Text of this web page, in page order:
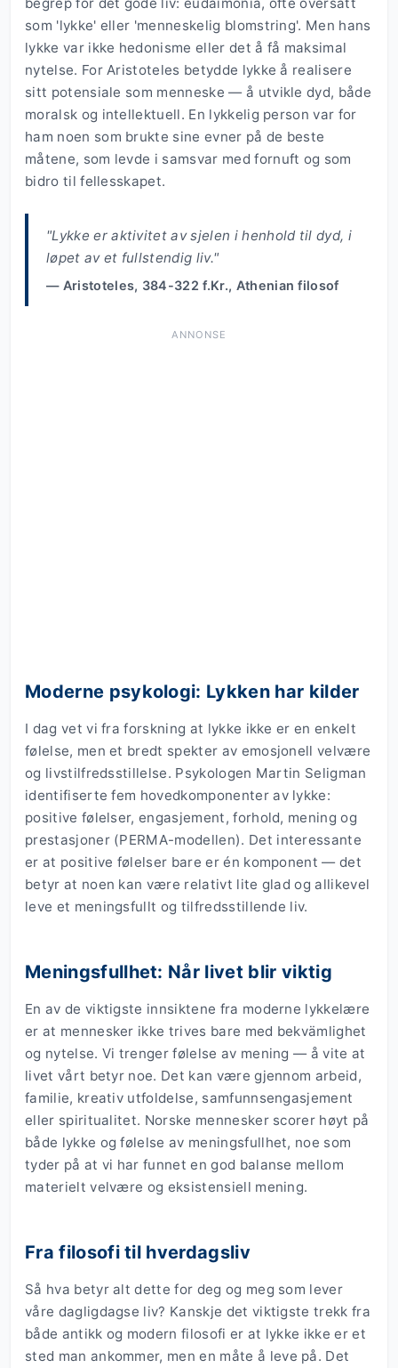
som 'lykke' eller 'menneskelig blomstring'. Men hans
lykke var ikke hedonisme eller det å få maksimal
nytelse. For Aristoteles betydde lykke å realisere
sitt potensiale som menneske — å utvikle dyd, både
moralsk og intellektuell. En lykkelig person var for
ham noen som brukte sine evner på de beste
måtene, som levde i samsvar med fornuft og som
bidro til fellesskapet.
"Lykke er aktivitet av sjelen i henhold til dyd, i
løpet av et fullstendig liv."
— Aristoteles, 384-322 f.Kr., Athenian filosof
ANNONSE
Moderne psykologi: Lykken har kilder
I dag vet vi fra forskning at lykke ikke er en enkelt
følelse, men et bredt spekter av emosjonell velvære
og livstilfredsstillelse. Psykologen Martin Seligman
identifiserte fem hovedkomponenter av lykke:
positive følelser, engasjement, forhold, mening og
prestasjoner (PERMA-modellen). Det interessante
er at positive følelser bare er én komponent — det
betyr at noen kan være relativt lite glad og allikevel
leve et meningsfullt og tilfredsstillende liv.
Meningsfullhet: Når livet blir viktig
En av de viktigste innsiktene fra moderne lykkelære
er at mennesker ikke trives bare med bekvämlighet
og nytelse. Vi trenger følelse av mening — å vite at
livet vårt betyr noe. Det kan være gjennom arbeid,
familie, kreativ utfoldelse, samfunnsengasjement
eller spiritualitet. Norske mennesker scorer høyt på
både lykke og følelse av meningsfullhet, noe som
tyder på at vi har funnet en god balanse mellom
materielt velvære og eksistensiell mening.
Fra filosofi til hverdagsliv
Så hva betyr alt dette for deg og meg som lever
våre dagligdagse liv? Kanskje det viktigste trekk fra
både antikk og modern filosofi er at lykke ikke er et
sted man ankommer, men en måte å leve på. Det